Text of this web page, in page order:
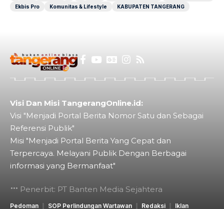
Ekbis Pro
Komunitas & Lifestyle KABUPATEN TANGERANG
Visi Dan Misi TangerangOnline.id:
Visi "Menjadi Portal Berita Nomor Satu dan Sebagai
Referensi Publik"
Misi "Menjadi Portal Berita Yang Cepat dan
Terpercaya. Melayani Publik Dengan Berbagai
informasi yang Bermanfaat"
Penerbit: PT Banten Media Sejahtera
Pedoman SOP Perlindungan Wartawan Redaksi Iklan